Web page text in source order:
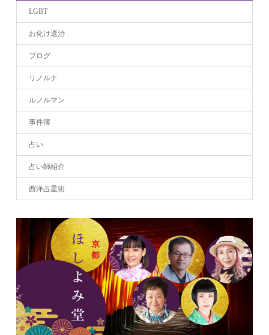
LGBT
お化け退治
ブログ
リノルナ
ルノルマン
事件簿
占い
占い師紹介
西洋占星術